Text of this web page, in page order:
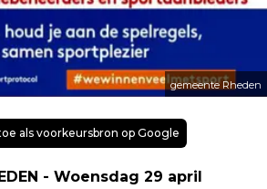
gemeente Rheden
als voorkeursbron op Google
- Woensdag 29 april